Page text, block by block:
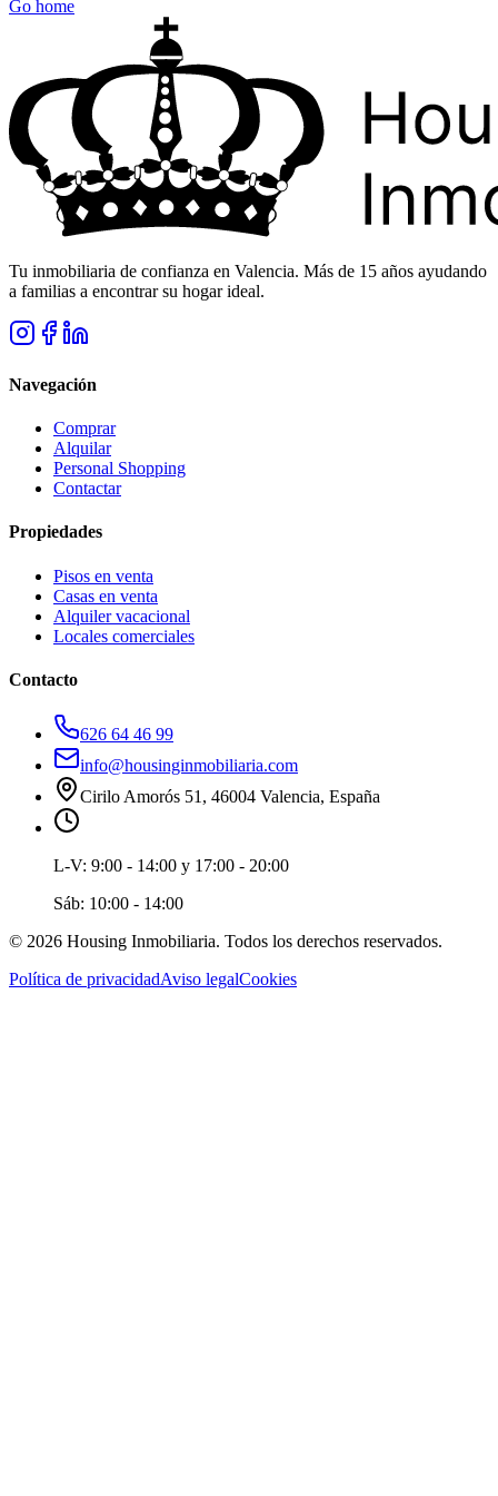
Go home
Tu inmobiliaria de confianza en Valencia. Más de 15 años ayudando
a familias a encontrar su hogar ideal.
Navegación
Comprar
Alquilar
Personal Shopping
Contactar
Propiedades
Pisos en venta
Casas en venta
Alquiler vacacional
Locales comerciales
Contacto
626 64 46 99
info@housinginmobiliaria.com
Cirilo Amorós 51, 46004 Valencia, España
L-V: 9:00 - 14:00 y 17:00 - 20:00
Sáb: 10:00 - 14:00
© 2026 Housing Inmobiliaria. Todos los derechos reservados.
Política de privacidadAviso legalCookies